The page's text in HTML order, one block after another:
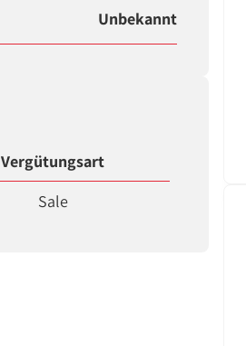
Unbekannt
Vergütungsart
Sale